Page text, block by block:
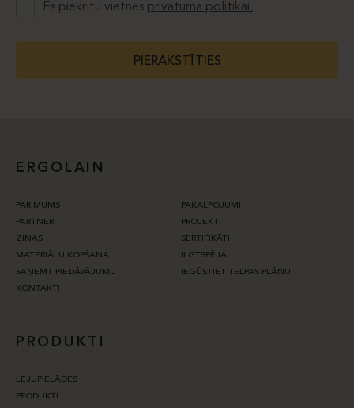
Es piekrītu vietnes privātuma politikai.
PIERAKSTĪTIES
ERGOLAIN
PAR MUMS
PAKALPOJUMI
PARTNERI
PROJEKTI
ZIŅAS
SERTIFIKĀTI
MATERIĀLU KOPŠANA
ILGTSPĒJA
SAŅEMT PIEDĀVĀJUMU
IEGŪSTIET TELPAS PLĀNU
KONTAKTI
PRODUKTI
LEJUPIELĀDES
PRODUKTI